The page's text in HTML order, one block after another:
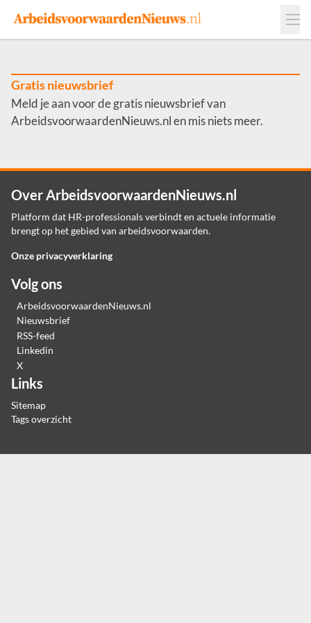
Events
Adverteren
Werkgevers
Contact
Gratis nieuwsbrief
Meld je aan voor de gratis nieuwsbrief van
ArbeidsvoorwaardenNieuws.nl en mis niets meer.
Over ArbeidsvoorwaardenNieuws.nl
Platform dat HR-professionals verbindt en actuele informatie
brengt op het gebied van arbeidsvoorwaarden.
Onze privacyverklaring
Volg ons
ArbeidsvoorwaardenNieuws.nl
Nieuwsbrief
RSS-feed
Linkedin
X
Links
Sitemap
Tags overzicht